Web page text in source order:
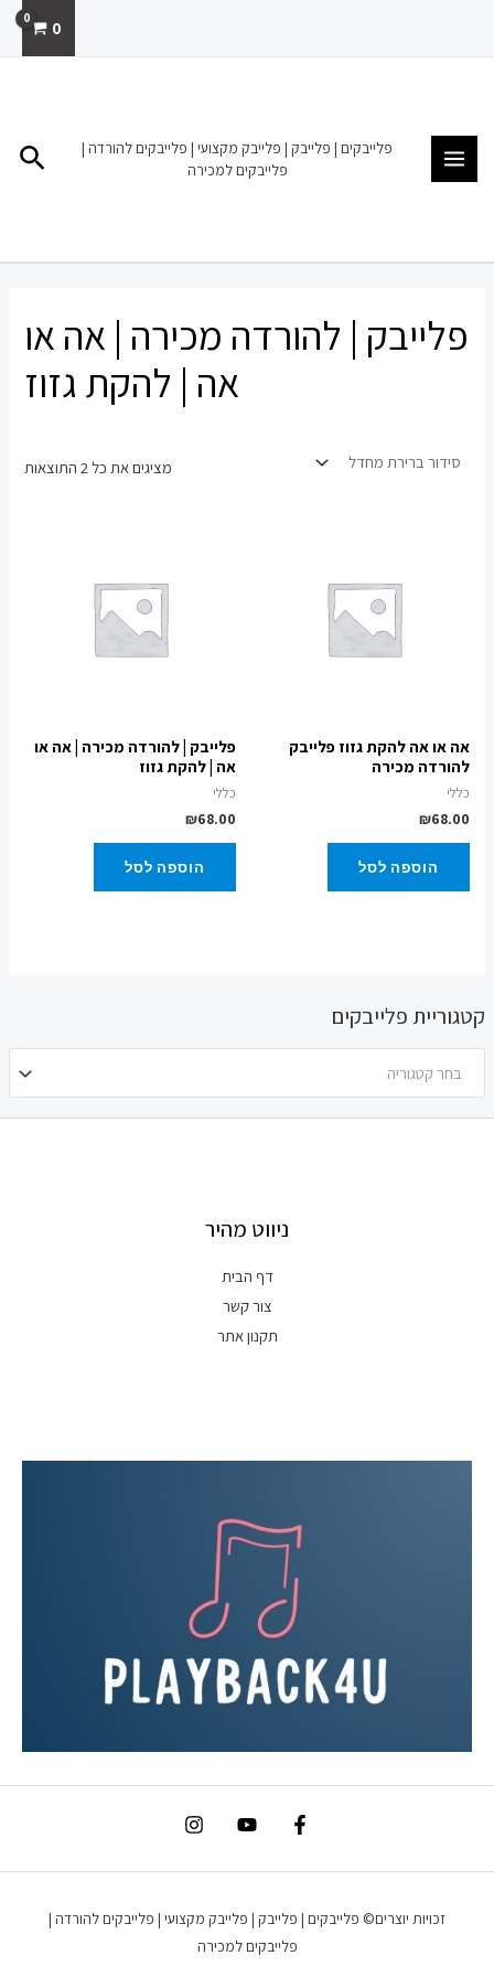
0
פלייבקים | פלייבק | פלייבק מקצועי | פלייבקים להורדה |
פלייבקים למכירה
קטגוריית פלייבקים
בחר קטגוריה
פלייבק | להורדה מכירה | אה או
אה | להקת גזוז
מציגים את כל ⁦2⁩ התוצאות
אה או אה להקת גזוז פלייבק
להורדה מכירה
כללי
₪68.00
הוספה לסל
פלייבק | להורדה מכירה | אה או
אה | להקת גזוז
כללי
₪68.00
הוספה לסל
ניווט מהיר
דף הבית
צור קשר
תקנון אתר
זכויות יוצרים© פלייבקים | פלייבק | פלייבק מקצועי | פלייבקים להורדה |
פלייבקים למכירה